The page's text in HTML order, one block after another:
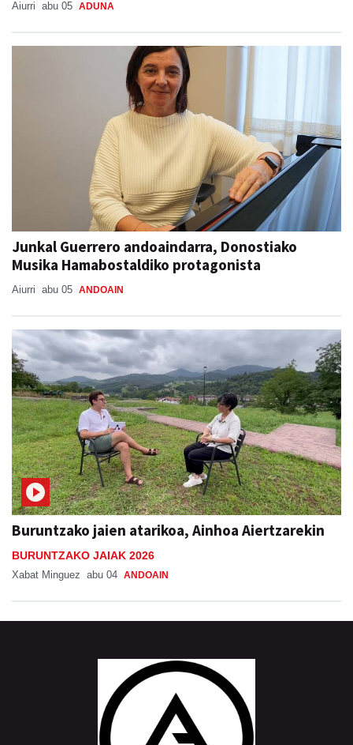
Aiurri abu 05 ADUNA
Junkal Guerrero andoaindarra, Donostiako
Musika Hamabostaldiko protagonista
Aiurri abu 05 ANDOAIN
Buruntzako jaien atarikoa, Ainhoa Aiertzarekin
BURUNTZAKO JAIAK 2026
Xabat Minguez abu 04 ANDOAIN